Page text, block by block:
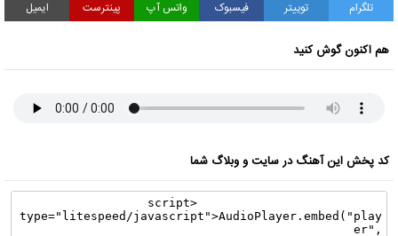
تلگرام توییتر فیسبوک واتس آپ پینترست ایمیل
هم اکنون گوش کنید
کد پخش این آهنگ در سایت و وبلاگ شما